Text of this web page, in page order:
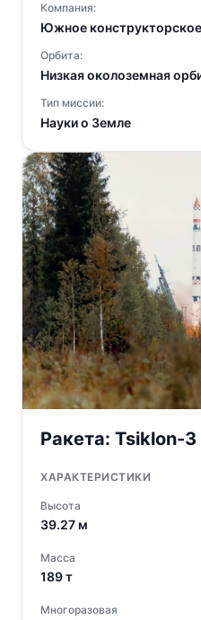
Компания:
Южное
Орбита:
Низкая околоземная
Тип миссии:
Науки о Земле
Ракета: Tsiklon-3
ХАРАКТЕРИСТИКИ
Высота
39.27 м
Масса
189т
Многоразовая